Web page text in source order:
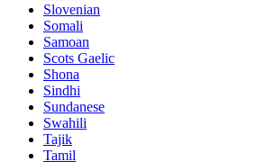
Slovenian
Somali
Samoan
Scots Gaelic
Shona
Sindhi
Sundanese
Swahili
Tajik
Tamil